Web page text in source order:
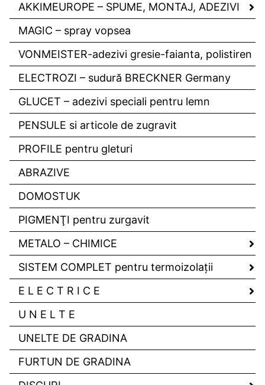
AKKIMEUROPE – SPUME, MONTAJ, ADEZIVI
MAGIC – spray vopsea
VONMEISTER-adezivi gresie-faianta, polistiren
ELECTROZI – sudură BRECKNER Germany
GLUCET – adezivi speciali pentru lemn
PENSULE si articole de zugravit
PROFILE pentru gleturi
ABRAZIVE
DOMOSTUK
PIGMENŢI pentru zurgavit
METALO – CHIMICE
SISTEM COMPLET pentru termoizolaţii
E L E C T R I C E
U N E L T E
UNELTE DE GRADINA
FURTUN DE GRADINA